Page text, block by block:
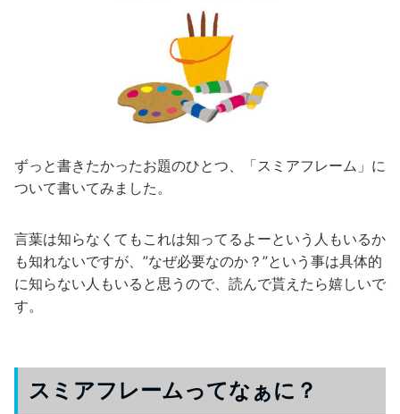
ずっと書きたかったお題のひとつ、「スミアフレーム」に
ついて書いてみました。
言葉は知らなくてもこれは知ってるよーという人もいるか
も知れないですが、”なぜ必要なのか？”という事は具体的
に知らない人もいると思うので、読んで貰えたら嬉しいで
す。
スミアフレームってなぁに？